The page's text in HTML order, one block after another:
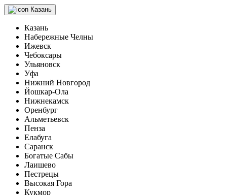
Казань
Казань
Набережные Челны
Ижевск
Чебоксары
Ульяновск
Уфа
Нижний Новгород
Йошкар-Ола
Нижнекамск
Оренбург
Альметьевск
Пенза
Елабуга
Саранск
Богатые Сабы
Лаишево
Пестрецы
Высокая Гора
Кукмор